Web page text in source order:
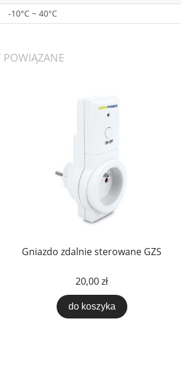
-10°C ~ 40°C
POWIĄZANE
Gniazdo zdalnie sterowane GZS
20,00 zł
do koszyka